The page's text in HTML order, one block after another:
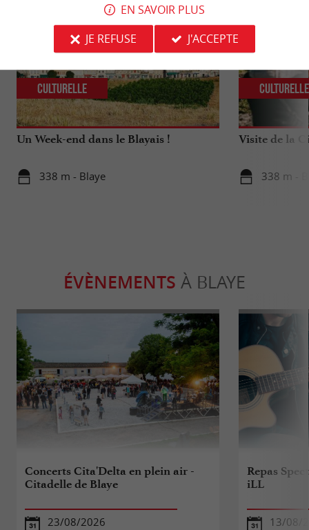
Un Week-end dans le Blayais !
338 m - Blaye
Culturelle
Visite de la
338 m -
Culturelle
ÉVÈNEMENTS À BLAYE
Concerts Cita'Delta en plein air -
Citadelle de Blaye
23/08/2026
Repas
iLL
13/08/
EN SAVOIR PLUS
JE REFUSE
J'ACCEPTE